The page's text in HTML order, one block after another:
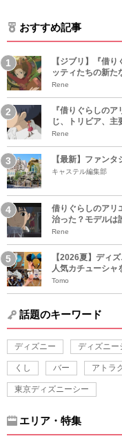
おすすめ記事
【ジブリ】『借
ッティたちの新た
Rene
『借りぐらしの
じ、トリビア、主
Rene
【最新】ファン
キャステル編集部
借りぐらしのアリ
治った？モデルは
Rene
【2026夏】ディ
人気カチューシャ
Tomo
話題のキーワード
ディズニー ディズニー
くし バー アトラ
東京ディズニーシー
エリア・特集